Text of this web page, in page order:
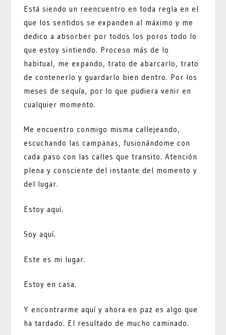
Está siendo un reencuentro en toda regla en el
que los sentidos se expanden al máximo y me
dedico a absorber por todos los poros todo lo
que estoy sintiendo. Proceso más de lo
habitual, me expando, trato de abarcarlo, trato
de contenerlo y guardarlo bien dentro. Por los
meses de sequía, por lo que pudiera venir en
cualquier momento.
Me encuentro conmigo misma callejeando,
escuchando las campanas, fusionándome con
cada paso con las calles que transito. Atención
plena y consciente del instante del momento y
del lugar.
Estoy aquí.
Soy aquí.
Este es mi lugar.
Estoy en casa.
Y encontrarme aquí y ahora en paz es algo que
ha tardado. El resultado de mucho caminado.